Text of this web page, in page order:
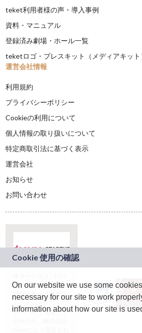
teket利用者様の声・導入事例
資料・マニュアル
登録済み劇場・ホール一覧
teketロゴ・プレスキット（メディアキット
運営会社情報
利用規約
プライバシーポリシー
Cookieの利用について
個人情報の取り扱いについて
特定商取引法に基づく表示
運営会社
お知らせ
お問い合わせ
ドコモグループの新
規事業創出プログラ
ム「docomo
STARTUP」を通じて
On our website we use some
necessary for our site to work
information about how our site is